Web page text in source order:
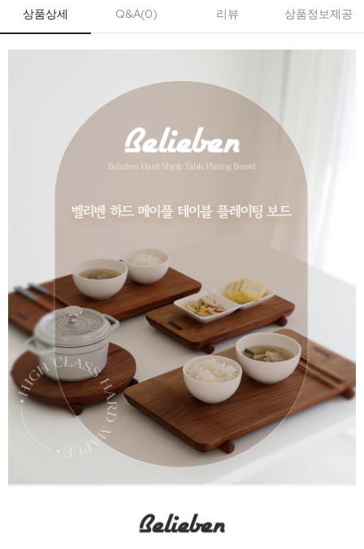
상품상세 Q&A(0) 리뷰 상품정보제공